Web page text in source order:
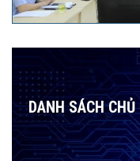
DANH SÁCH